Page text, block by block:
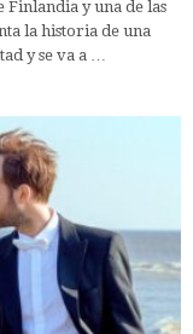
Finlandia y una de las
la historia de una
y se va a …